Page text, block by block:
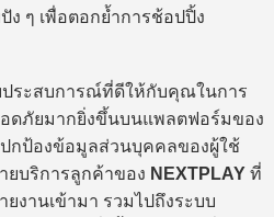
ๆ เพื่อตอกย้ำการช้อปปิ้ง
ระสบการณ์ที่ดีให้กับคุณในการ
ดภัยมากยิ่งขึ้นบนแพลตฟอร์มของ
ปกป้องข้อมูลส่วนบุคคลของผู้ใช้
ยบริการลูกค้าของ NEXTPLAY ที่
งานเข้ามา รวมไปถึงระบบ